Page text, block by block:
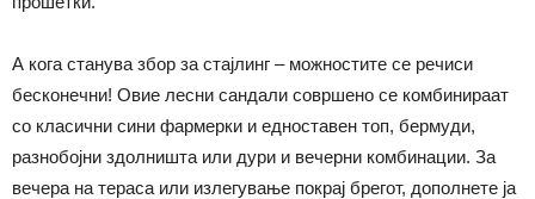
А кога станува збор за стајлинг – можностите се речиси
бесконечни! Овие лесни сандали совршено се комбинираат
со класични сини фармерки и едноставен топ, бермуди,
разнобојни здолништа или дури и вечерни комбинации. За
вечера на тераса или излегување покрај брегот, дополнете ја